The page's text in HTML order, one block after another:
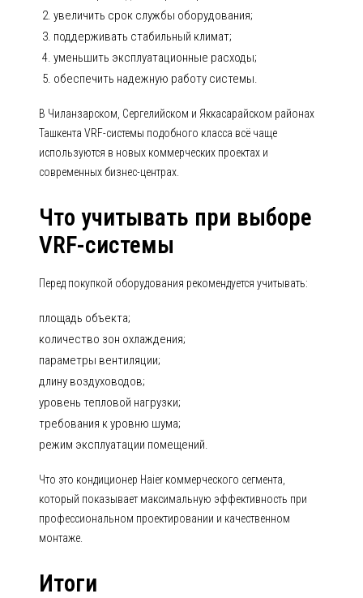
увеличить срок службы оборудования;
поддерживать стабильный климат;
уменьшить эксплуатационные расходы;
обеспечить надежную работу системы.
В Чиланзарском, Сергелийском и Яккасарайском районах
Ташкента VRF-системы подобного класса всё чаще
используются в новых коммерческих проектах и
современных бизнес-центрах.
Что учитывать при выборе
VRF-системы
Перед покупкой оборудования рекомендуется учитывать:
площадь объекта;
количество зон охлаждения;
параметры вентиляции;
длину воздуховодов;
уровень тепловой нагрузки;
требования к уровню шума;
режим эксплуатации помещений.
Что это кондиционер Haier коммерческого сегмента,
который показывает максимальную эффективность при
профессиональном проектировании и качественном
монтаже.
Итоги